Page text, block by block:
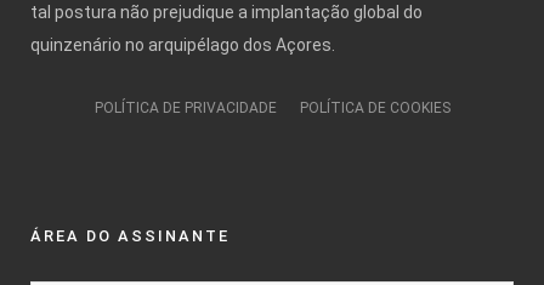
tal postura não prejudique a implantação global do
quinzenário no arquipélago dos Açores.
POLÍTICA DE PRIVACIDADE POLÍTICA DE COOKIES
ÁREA DO ASSINANTE